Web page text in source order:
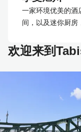
一家环境优美的酒
间，以及迷你厨房
欢迎来到